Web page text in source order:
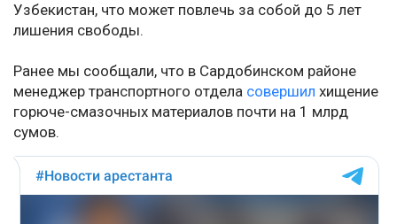
Узбекистан, что может повлечь за собой до 5 лет
лишения свободы.
Ранее мы сообщали, что в Сардобинском районе
менеджер транспортного отдела совершил хищение
горюче-смазочных материалов почти на 1 млрд
сумов.